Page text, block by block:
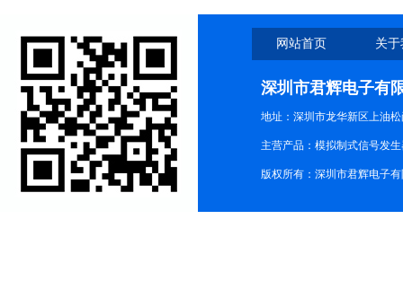
网站首页 关
深圳市君辉电子有
地址：深圳市龙华新区上油松
主营产品：模拟制式信号发
版权所有：深圳市君辉电子